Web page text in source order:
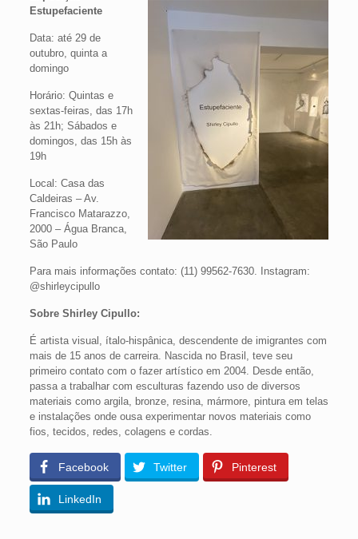
Estupefaciente
Data: até 29 de
outubro, quinta a
domingo
Horário: Quintas e
sextas-feiras, das 17h
às 21h; Sábados e
domingos, das 15h às
19h
Local: Casa das
Caldeiras – Av.
Francisco Matarazzo,
2000 – Água Branca,
São Paulo
Para mais informações contato: (11) 99562-7630. Instagram:
@shirleycipullo
Sobre Shirley Cipullo:
É artista visual, ítalo-hispânica, descendente de imigrantes com
mais de 15 anos de carreira. Nascida no Brasil, teve seu
primeiro contato com o fazer artístico em 2004. Desde então,
passa a trabalhar com esculturas fazendo uso de diversos
materiais como argila, bronze, resina, mármore, pintura em telas
e instalações onde ousa experimentar novos materiais como
fios, tecidos, redes, colagens e cordas.
Facebook Twitter Pinterest
LinkedIn